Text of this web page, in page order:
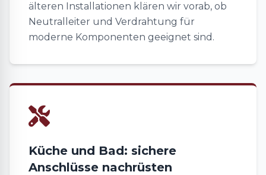
älteren Installationen klären wir vorab, ob
Neutralleiter und Verdrahtung für
moderne Komponenten geeignet sind.
Küche und Bad: sichere
Anschlüsse nachrüsten